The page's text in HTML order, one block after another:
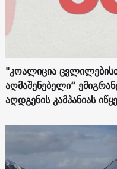
"კოალიცია
აღმაშენებელი“
აღდგენის კამპანიას